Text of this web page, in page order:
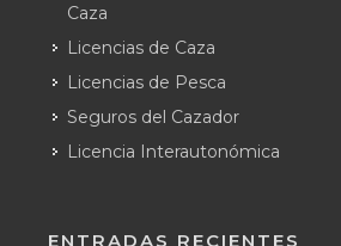
Caza
Licencias de Caza
Licencias de Pesca
Seguros del Cazador
Licencia Interautonómica
ENTRADAS RECIENTES